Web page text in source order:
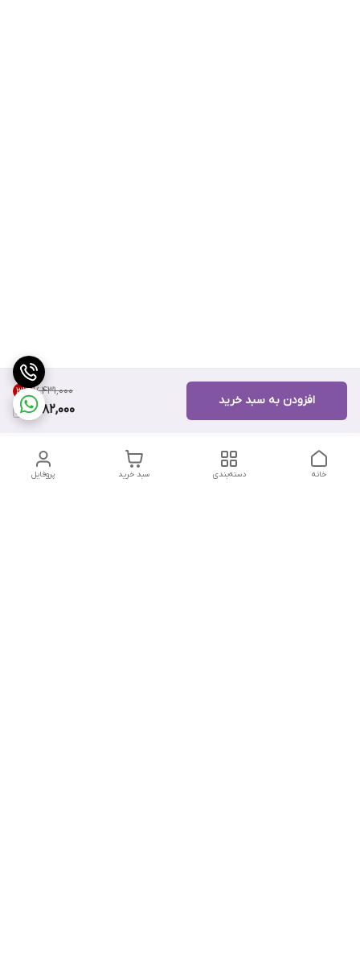
۷٬۴۳۱٬۰۰۰ 3%
7,182,000
افزودن به سبد خرید
پروفایل سبد خرید دسته‌بندی خانه